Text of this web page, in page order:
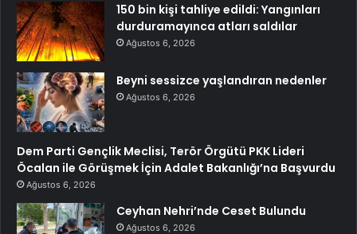
150 bin kişi tahliye edildi: Yangınları
durduramayınca atları saldılar
Ağustos 6, 2026
Beyni sessizce yaşlandıran nedenler
Ağustos 6, 2026
Dem Parti Gençlik Meclisi, Terör Örgütü PKK Lideri
Öcalan ile Görüşmek İçin Adalet Bakanlığı’na Başvurdu
Ağustos 6, 2026
Ceyhan Nehri’nde Ceset Bulundu
Ağustos 6, 2026